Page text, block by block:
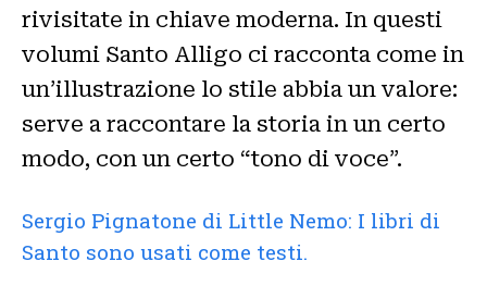
rivisitate in chiave moderna. In questi
volumi Santo Alligo ci racconta come in
un’illustrazione lo stile abbia un valore:
serve a raccontare la storia in un certo
modo, con un certo “tono di voce”.
Sergio Pignatone di Little Nemo: I libri di
Santo sono usati come testi.